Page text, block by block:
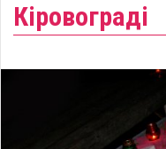
Кіровограді